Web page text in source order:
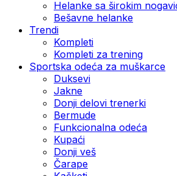
Helanke sa širokim
Bešavne helanke
Trendi
Kompleti
Kompleti za trening
Sportska odeća za muškarce
Duksevi
Jakne
Donji delovi trenerki
Bermude
Funkcionalna odeća
Kupaći
Donji veš
Čarape